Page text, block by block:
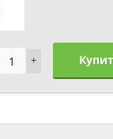
+
+